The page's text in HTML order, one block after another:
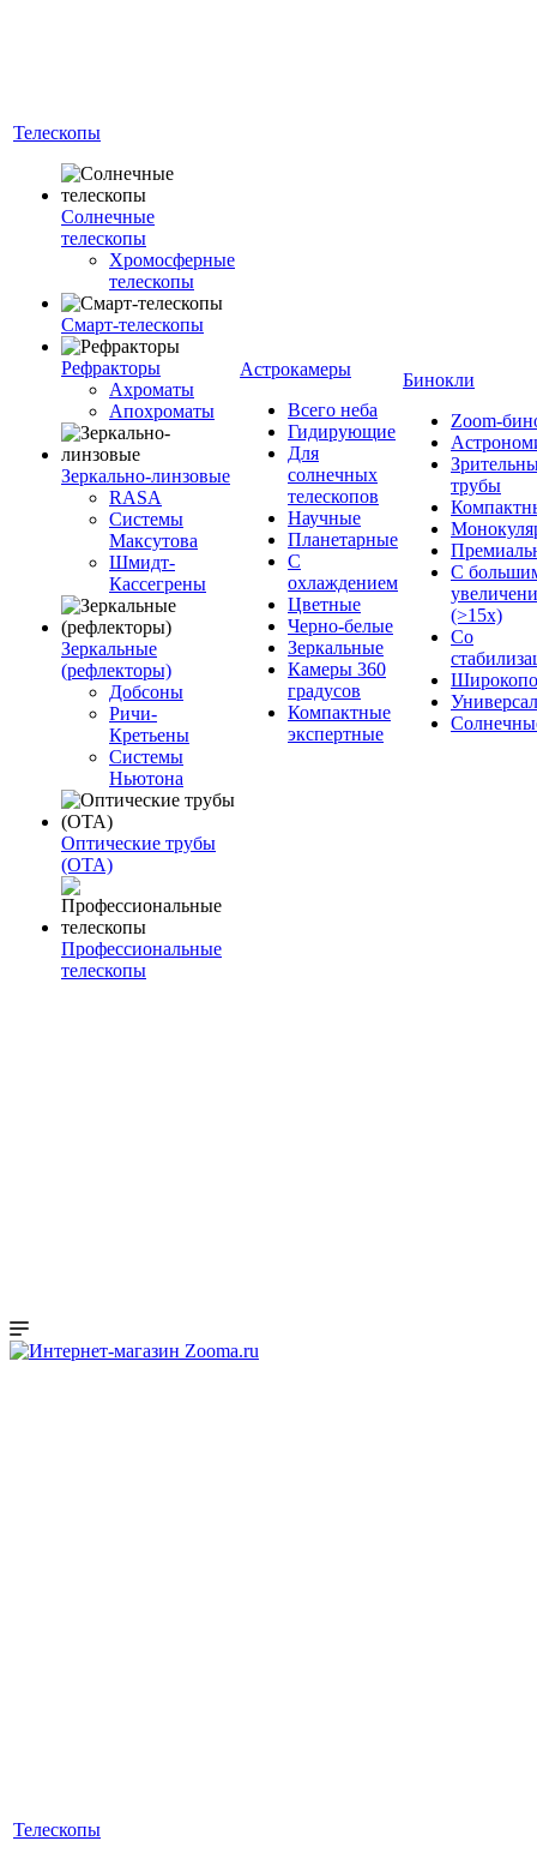
Телескопы
Солнечные
телескопы
Хромосферные
телескопы
Смарт-телескопы
Рефракторы
Ахроматы
Апохроматы
Зеркально-линзовые
RASA
Системы
Максутова
Шмидт-
Кассегрены
Зеркальные
(рефлекторы)
Добсоны
Ричи-
Кретьены
Системы
Ньютона
Оптические трубы
(OTA)
Профессиональные
телескопы
Астрокамеры
Всего неба
Гидирующие
Для
солнечных
телескопов
Научные
Планетарные
С
охлаждением
Цветные
Черно-белые
Зеркальные
Камеры 360
градусов
Компактные
экспертные
Бинокли
Zoom-
трубы
С
(>15x)
Со
Телескопы